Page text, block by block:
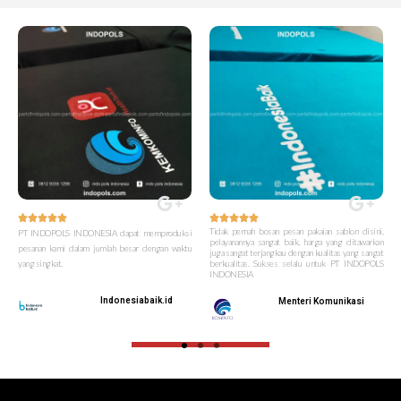

PT INDOPOLS INDONESIA dapat memproduksi
pesanan kami dalam jumlah besar dengan waktu
yang singkat.
Indonesiabaik.id

Tidak pernah bosan pesan pakaian sablon disini,
pelayanannya sangat baik, harga yang ditawarkan
juga sangat terjangkau dengan kualitas yang sangat
berkualitas. Sukses selalu untuk PT INDOPOLS
INDONESIA
Menteri Komunikasi